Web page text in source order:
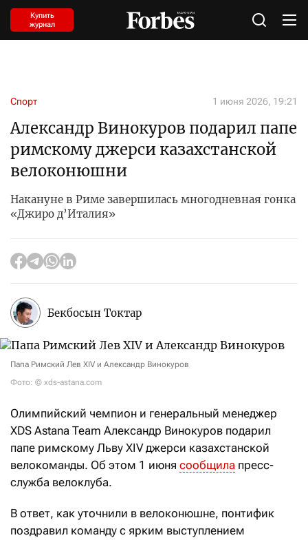
Купить
журнал
Спорт 1 июня 2026, 19:21
Александр Винокуров подарил папе
римскому джерси казахстанской
велоконюшни
Накануне в Риме завершилась многодневная гонка
«Джиро д’Италия»
Бекбосын Токтар
Папа Римский Лев XIV и Александр Винокуров
Фото: © xds-astana.com
Олимпийский чемпион и генеральный менеджер
XDS Astana Team Александр Винокуров подарил
папе римскому Льву XIV джерси казахстанской
велокоманды. Об этом 1 июня сообщила пресс-
служба велоклуба.
В ответ, как уточнили в велоконюшне, понтифик
поздравил команду с ярким выступлением